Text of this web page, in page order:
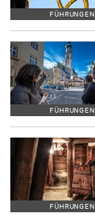
FÜHRUNGEN
FÜHRUNGEN
FÜHRUNGEN